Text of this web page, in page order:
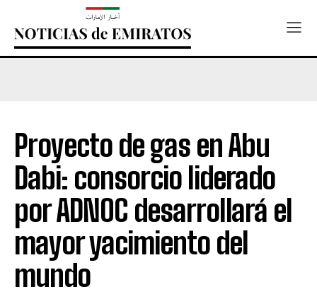
Proyecto de gas en Abu
Dabi: consorcio liderado
por ADNOC desarrollará el
mayor yacimiento del
mundo